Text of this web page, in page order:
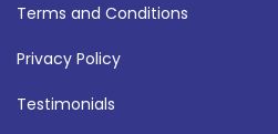
Terms and Conditions
Privacy Policy
Testimonials